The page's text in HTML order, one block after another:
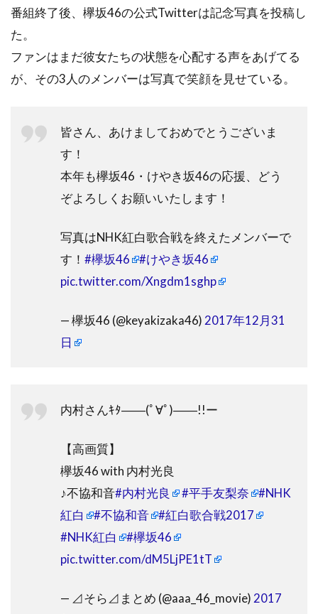
番組終了後、欅坂46の公式Twitterは記念写真を投稿し
た。
ファンはまだ彼女たちの状態を心配する声をあげてる
が、その3人のメンバーは写真で笑顔を見せている。
皆さん、あけましておめでとうございま
す！
本年も欅坂46・けやき坂46の応援、どう
ぞよろしくお願いいたします！
写真はNHK紅白歌合戦を終えたメンバーで
す！ #欅坂46
#けやき坂46
pic.twitter.com/Xngdm1sghp
— 欅坂46 (@keyakizaka46) 2017年12月31
日
内村さんｷﾀ――(ﾟ∀ﾟ)――!!ー
【高画質】
欅坂46 with 内村光良
♪不協和音#内村光良 #平手友梨奈
#NHK
紅白
#不協和音
#紅白歌合戦2017
#NHK紅白
#欅坂46
pic.twitter.com/dM5LjPE1tT
— ⊿そら⊿まとめ (@aaa_46_movie) 2017